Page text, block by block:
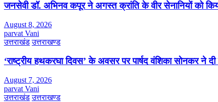
जनसेवी डॉ. अभिनव कपूर ने अगस्त क्रांति के वीर सेनानियों को
August 8, 2026
parvat Vani
उत्तराखंड उत्तराखण्ड
‘राष्ट्रीय हथकरघा दिवस’ के अवसर पर पार्षद वंशिका सोनकर ने
August 7, 2026
parvat Vani
उत्तराखंड उत्तराखण्ड